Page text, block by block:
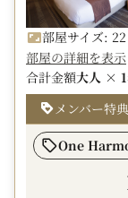
■ アクセス
地下鉄中洲川端
ご来館いただけま
※川端口改札か
・福岡空港から
・博多から3分
・天神から1分
PayPayドーム
部屋サイズ:
部屋の詳細を表示
合計金額大人 ×
メンバー特典
One